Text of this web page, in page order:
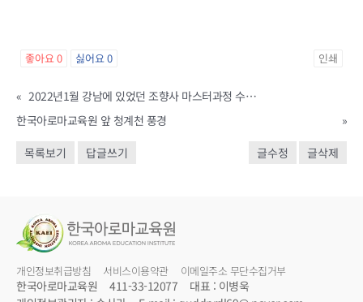
좋아요0 싫어요0 인쇄
«
2022년1월 강남에 있었던 조향사 마스터과정 수강생들의 졸업향기 전시회 풍경입니다.
한국아로마교육원 앞 청계천 풍경
»
목록보기
답글쓰기 글수정 글삭제
개인정보취급방침 서비스이용약관 이메일주소 무단수집거부
한국아로마교육원 411-33-12077
대표 : 이병욱